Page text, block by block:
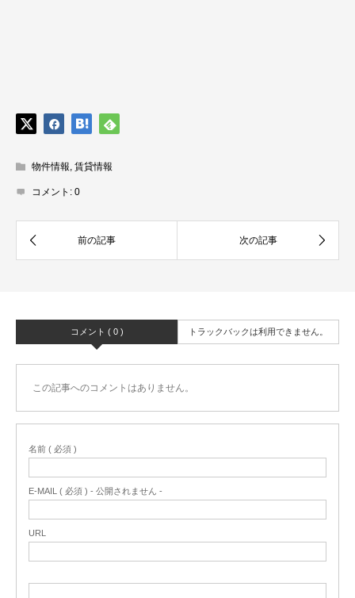
物件情報, 賃貸情報
コメント: 0
コメント ( 0 ) トラックバックは利用できません。
この記事へのコメントはありません。
名前 ( 必須 )
E-MAIL ( 必須 ) - 公開されません -
URL